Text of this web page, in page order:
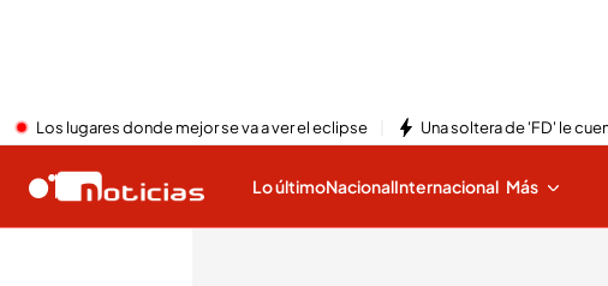
Los lugares donde mejor se va a ver el eclipse Una soltera de 'FD' le
Lo últimoNacionalInternacional Más